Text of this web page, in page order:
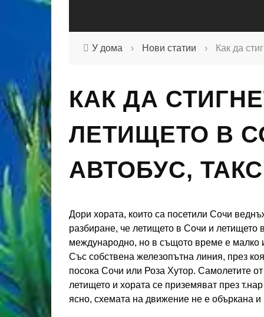
У дома › Нови статии › Как да
КАК ДА
ЛЕТИЩЕТО В
АВТОБУС,
Дори хората, които са посетили Сочи
разбиране, че летището в Сочи и
международно, но в същото време е малко
Със собствена железопътна линия, през
посока Сочи или Роза Хутор. Самолетите
летището и хората се приземяват през
ясно, схемата на движение не е объркана и